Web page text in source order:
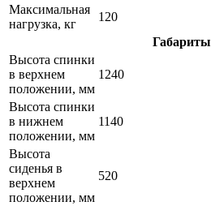
Максимальная
нагрузка, кг
120
Габариты
Высота спинки
в верхнем
положении, мм
1240
Высота спинки
в нижнем
положении, мм
1140
Высота
сиденья в
верхнем
положении, мм
520